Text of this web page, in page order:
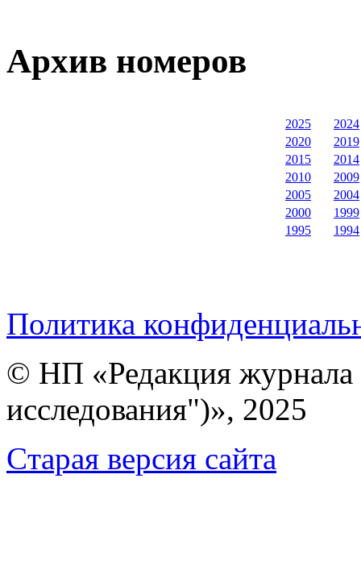
Архив номеров
2025
2024
2020
2019
2015
2014
2010
2009
2005
2004
2000
1999
1995
1994
Политика
© НП «Редакция
исследования")», 2025
Cтарая версия сайта